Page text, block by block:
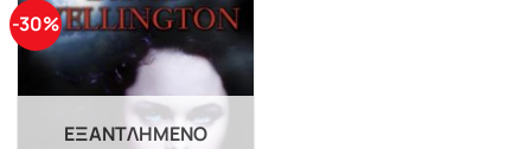
-30%
ΕΞΑΝΤΛΗΜΈΝΟ